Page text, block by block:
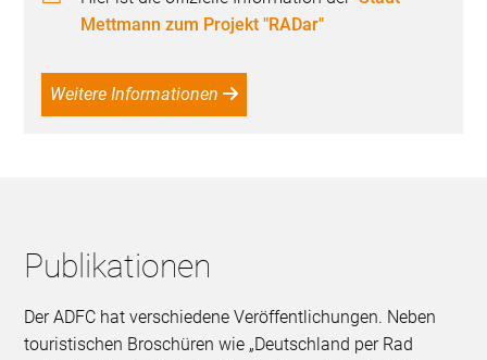
Mettmann zum Projekt "RADar"
Weitere Informationen
Publikationen
Der ADFC hat verschiedene Veröffentlichungen. Neben
touristischen Broschüren wie „Deutschland per Rad